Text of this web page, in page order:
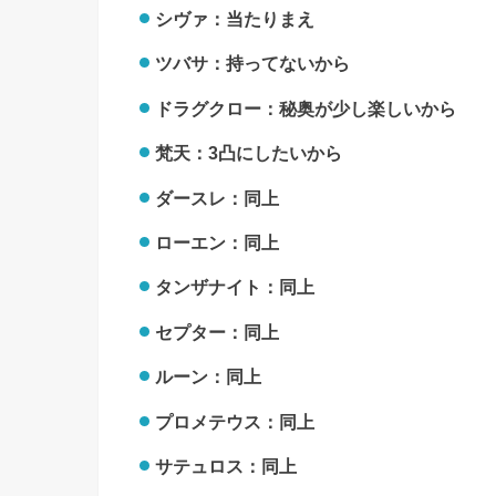
シヴァ：当たりまえ
ツバサ：持ってないから
ドラグクロー：秘奥が少し楽しいから
梵天：3凸にしたいから
ダースレ：同上
ローエン：同上
タンザナイト：同上
セプター：同上
ルーン：同上
プロメテウス：同上
サテュロス：同上